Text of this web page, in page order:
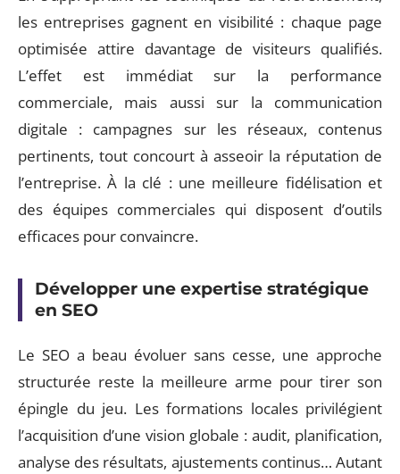
les entreprises gagnent en visibilité : chaque page
optimisée attire davantage de visiteurs qualifiés.
L’effet est immédiat sur la performance
commerciale, mais aussi sur la communication
digitale : campagnes sur les réseaux, contenus
pertinents, tout concourt à asseoir la réputation de
l’entreprise. À la clé : une meilleure fidélisation et
des équipes commerciales qui disposent d’outils
efficaces pour convaincre.
Développer une expertise stratégique
en SEO
Le SEO a beau évoluer sans cesse, une approche
structurée reste la meilleure arme pour tirer son
épingle du jeu. Les formations locales privilégient
l’acquisition d’une vision globale : audit, planification,
analyse des résultats, ajustements continus… Autant